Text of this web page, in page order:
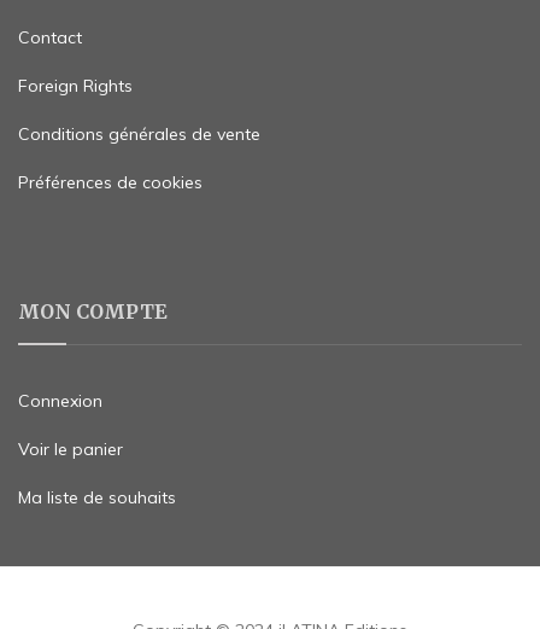
Contact
Foreign Rights
Conditions générales de vente
Préférences de cookies
MON COMPTE
Connexion
Voir le panier
Ma liste de souhaits